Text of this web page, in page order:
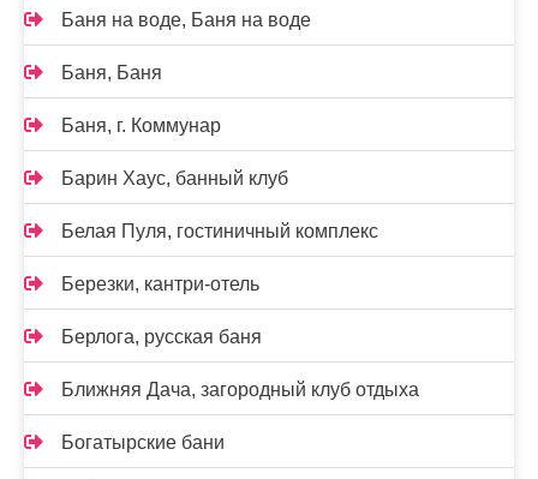
Баня на воде, Баня на воде
Баня, Баня
Баня, г. Коммунар
Барин Хаус, банный клуб
Белая Пуля, гостиничный комплекс
Березки, кантри-отель
Берлога, русская баня
Ближняя Дача, загородный клуб отдыха
Богатырские бани